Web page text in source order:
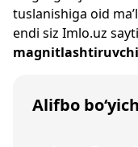
tuslanishiga oid
endi siz Imlo.uz
magnitlashtiruvchi
Alifbo